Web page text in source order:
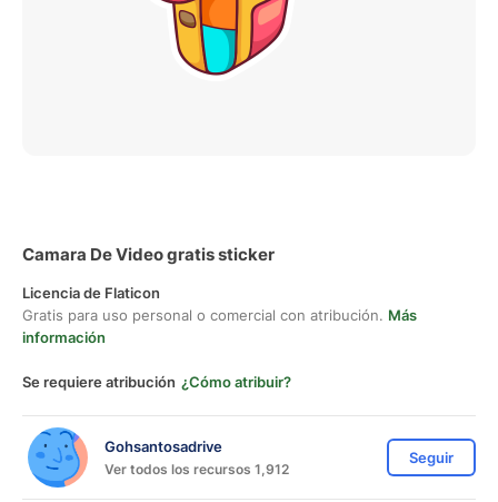
Camara De Video gratis sticker
Licencia de Flaticon
Gratis para uso personal o comercial con atribución. Más
información
Se requiere atribución ¿Cómo atribuir?
Gohsantosadrive
Ver todos los recursos 1,912
Seguir